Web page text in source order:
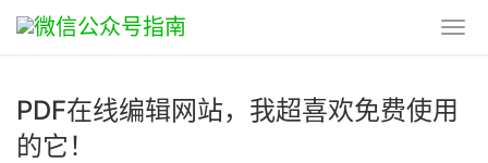
PDF在线编辑网站，我超喜欢免费使用
的它！